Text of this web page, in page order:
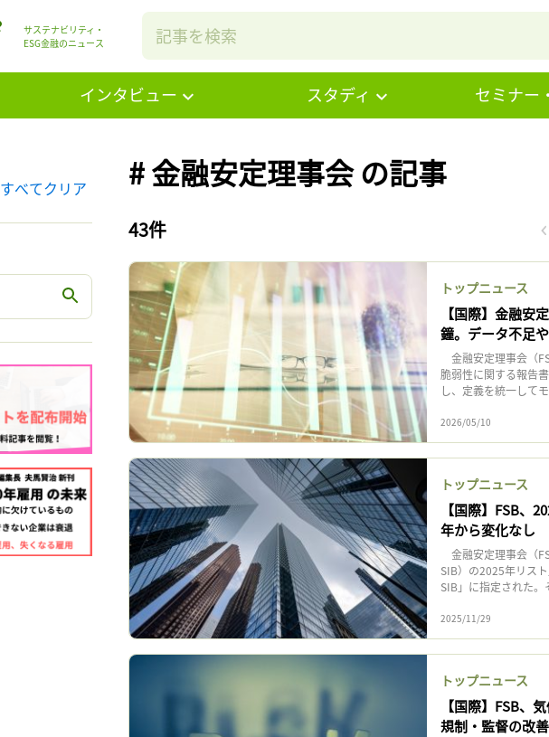
サステナビリティ・
ESG金融のニュース
インタビュー スタディ セミナー
すべてクリア # 金融安定理事会 の記事
43件
トップニュース
【国際】金融安
鐘。データ不足
金融安定理事会（
脆弱性に関する報告
し、定義を統一して
2026/05/10
トップニュース
【国際】FSB、
年から変化なし
金融安定理事会（
SIB）の2025年リス
SIB」に指定された
2025/11/29
トップニュース
【国際】FSB、
規制・監督の改